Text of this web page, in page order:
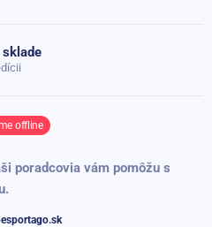
offline
poradcovia vám pomôžu s